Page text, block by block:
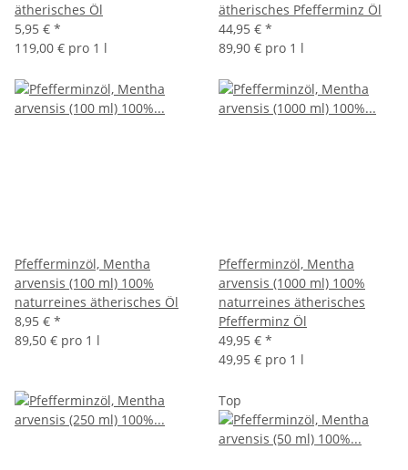
ätherisches Öl
5,95 € *
119,00 € pro 1 l
ätherisches Pfefferminz Öl
44,95 € *
89,90 € pro 1 l
Pfefferminzöl, Mentha
arvensis (100 ml) 100%
naturreines ätherisches Öl
8,95 € *
89,50 € pro 1 l
Pfefferminzöl, Mentha
arvensis (1000 ml) 100%
naturreines ätherisches
Pfefferminz Öl
49,95 € *
49,95 € pro 1 l
Top